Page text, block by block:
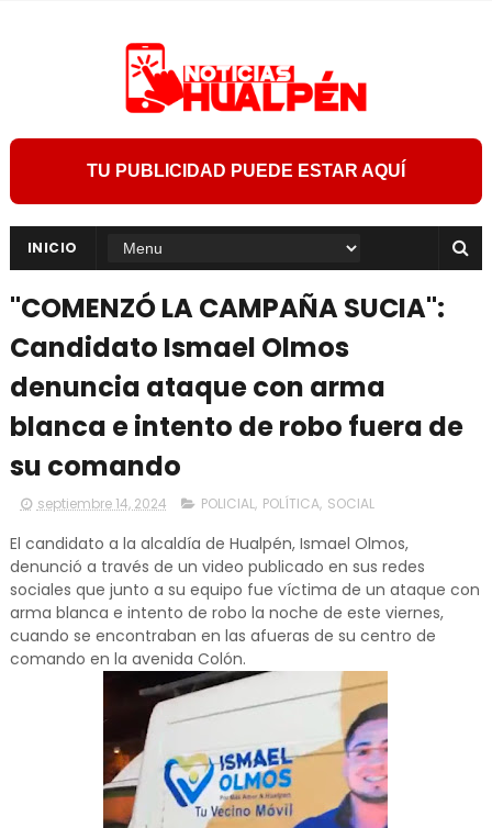
TU PUBLICIDAD PUEDE ESTAR AQUÍ
INICIO
"COMENZÓ LA CAMPAÑA SUCIA":
Candidato Ismael Olmos
denuncia ataque con arma
blanca e intento de robo fuera de
su comando
septiembre 14, 2024 POLICIAL, POLÍTICA, SOCIAL
El candidato a la alcaldía de Hualpén, Ismael Olmos,
denunció a través de un video publicado en sus redes
sociales que junto a su equipo fue víctima de un ataque con
arma blanca e intento de robo la noche de este viernes,
cuando se encontraban en las afueras de su centro de
comando en la avenida Colón.